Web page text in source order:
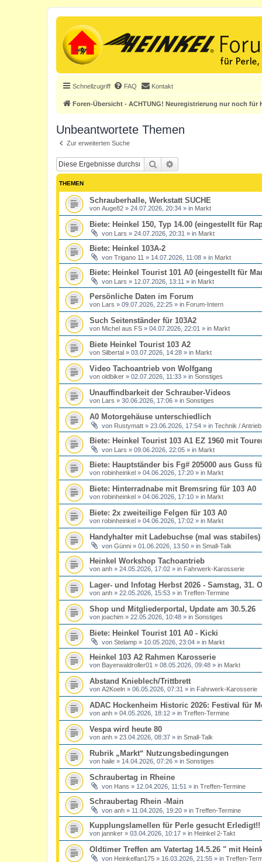
Schnellzugriff FAQ Kontakt
Foren-Übersicht - ACHTUNG! Neuregistrierung nur noch für
Unbeantwortete Themen
Zur erweiterten Suche
Suche
THEMEN
Schrauberhalle, Werkstatt SUCHE
von Auge82 » 24.07.2026, 20:34 » in Markt
Biete: Heinkel 150, Typ 14.00 (eingestellt für
von Lars » 24.07.2026, 20:31 » in Markt
Biete: Heinkel 103A-2
von Trigano 11 » 14.07.2026, 11:08 » in Markt
Biete: Heinkel Tourist 101 A0 (eingestellt für
von Lars » 12.07.2026, 13:11 » in Markt
Persönliche Daten im Forum
von Lars » 09.07.2026, 22:25 » in Forum-Intern
Such Seitenständer für 103A2
von Michel aus FS » 04.07.2026, 22:01 » in Markt
Biete Heinkel Tourist 103 A2
von Silbertal » 03.07.2026, 14:28 » in Markt
Video Tachoantrieb von Wolfgang
von oldbiker » 02.07.2026, 11:33 » in Sonstiges
Unauffindbarkeit der Schrauber-Videos
von Lars » 30.06.2026, 17:06 » in Sonstiges
A0 Motorgehäuse unterschiedlich
von Rustymatt » 23.06.2026, 17:54 » in Technik / Antrieb
Biete: Heinkel Tourist 103 A1 EZ 1960 mit
von Lars » 09.06.2026, 22:05 » in Markt
Biete: Hauptständer bis Fg# 205000 aus Guss
von robinheinkel » 04.06.2026, 17:20 » in Markt
Biete: Hinterradnabe mit Bremsring für 103 A0
von robinheinkel » 04.06.2026, 17:10 » in Markt
Biete: 2x zweiteilige Felgen für 103 A0
von robinheinkel » 04.06.2026, 17:02 » in Markt
Handyhalter mit Ladebuchse (mal was stabiles)
von Günni » 01.06.2026, 13:50 » in Small-Talk
Heinkel Workshop Tachoantrieb
von anh » 24.05.2026, 17:02 » in Fahrwerk-Karosserie
Lager- und Infotag Herbst 2026 - Samstag, 31.
von anh » 22.05.2026, 15:53 » in Treffen-Termine
Shop und Mitgliederportal, Update am 30.5.26
von joachim » 22.05.2026, 10:48 » in Sonstiges
Biete: Heinkel Tourist 101 A0 - Kicki
von Stelamp » 10.05.2026, 23:04 » in Markt
Heinkel 103 A2 Rahmen Karosserie
von Bayerwaldroller01 » 08.05.2026, 09:48 » in Markt
Abstand Knieblech/Trittbrett
von A2Koeln » 06.05.2026, 07:31 » in Fahrwerk-Karosserie
ADAC Hockenheim Historic 2026: Festival für
von anh » 04.05.2026, 18:12 » in Treffen-Termine
Vespa wird heute 80
von anh » 23.04.2026, 08:37 » in Small-Talk
Rubrik „Markt“ Nutzungsbedingungen
von haile » 14.04.2026, 07:26 » in Sonstiges
Schraubertag in Rheine
von Hans » 12.04.2026, 11:51 » in Treffen-Termine
Schraubertag Rhein -Main
von anh » 11.04.2026, 19:20 » in Treffen-Termine
Kupplungslamellen für Perle gesucht Erledigt!!
von jannker » 03.04.2026, 10:17 » in Heinkel 2-Takt
Oldtimer Treffen am Vatertag 14.5.26 " mit
von Heinkelfan175 » 16.03.2026, 21:55 » in Treffen-